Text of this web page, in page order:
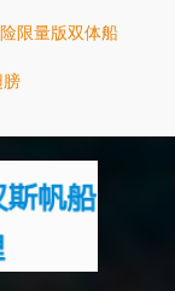
限量版双体船
膀